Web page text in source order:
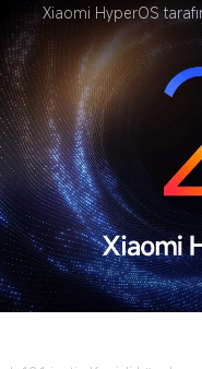
Xiaomi HyperOS